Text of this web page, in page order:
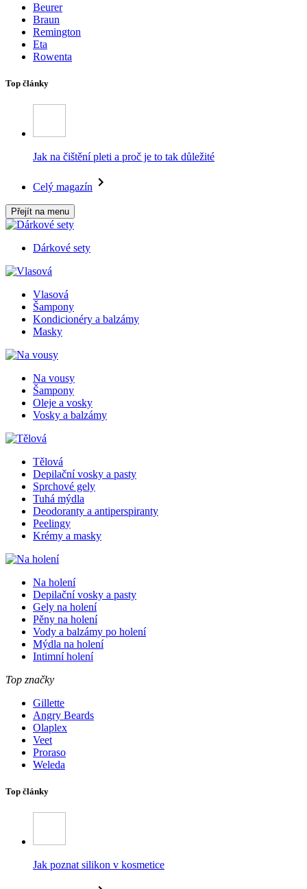
Beurer
Braun
Remington
Eta
Rowenta
Top články
Jak na čištění pleti a proč je to tak důležité
Celý magazín
Přejít na menu
Dárkové sety
Vlasová
Šampony
Kondicionéry a balzámy
Masky
Na vousy
Šampony
Oleje a vosky
Vosky a balzámy
Tělová
Depilační vosky a pasty
Sprchové gely
Tuhá mýdla
Deodoranty a antiperspiranty
Peelingy
Krémy a masky
Na holení
Depilační vosky a pasty
Gely na holení
Pěny na holení
Vody a balzámy po holení
Mýdla na holení
Intimní holení
Top značky
Gillette
Angry Beards
Olaplex
Veet
Proraso
Weleda
Top články
Jak poznat silikon v kosmetice